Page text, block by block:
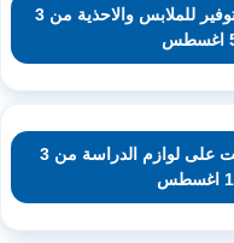
عروض مركز الجودة والتوفير للملابس والاحذية من 3
عروض نستو هايبر ماركت على لوازم الدراسة من 3